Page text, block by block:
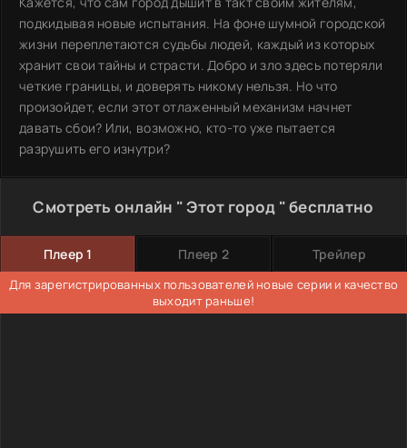
подкидывая новые испытания. На фоне шумной городской
жизни переплетаются судьбы людей, каждый из которых
хранит свои тайны и страсти. Добро и зло здесь потеряли
четкие границы, и доверять никому нельзя. Но что
произойдет, если этот отлаженный механизм начнет
давать сбои? Или, возможно, кто-то уже пытается
разрушить его изнутри?
Смотреть онлайн " Этот город " бесплатно
Плеер 1 Плеер 2 Трейлер
Для зарегистрированных пользователей новые серии и качество
выходит раньше!